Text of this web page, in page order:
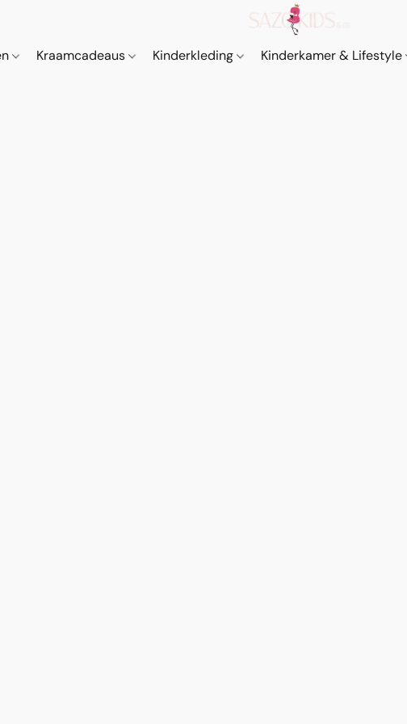
Kraamcadeaus Kinderkleding Kinderkamer & Lifestyle